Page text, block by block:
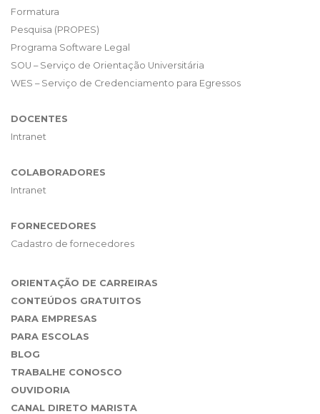
Formatura
Pesquisa (PROPES)
Programa Software Legal
SOU – Serviço de Orientação Universitária
WES – Serviço de Credenciamento para Egressos
DOCENTES
Intranet
COLABORADORES
Intranet
FORNECEDORES
Cadastro de fornecedores
ORIENTAÇÃO DE CARREIRAS
CONTEÚDOS GRATUITOS
PARA EMPRESAS
PARA ESCOLAS
BLOG
TRABALHE CONOSCO
OUVIDORIA
CANAL DIRETO MARISTA